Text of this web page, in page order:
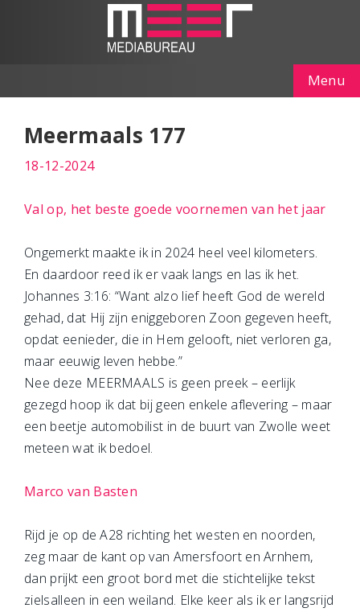
Menu
Meermaals 177
18-12-2024
Val op, het beste goede voornemen van het jaar
Ongemerkt maakte ik in 2024 heel veel kilometers.
En daardoor reed ik er vaak langs en las ik het.
Johannes 3:16: “Want alzo lief heeft God de wereld
gehad, dat Hij zijn eniggeboren Zoon gegeven heeft,
opdat eenieder, die in Hem gelooft, niet verloren ga,
maar eeuwig leven hebbe.”
Nee deze MEERMAALS is geen preek – eerlijk
gezegd hoop ik dat bij geen enkele aflevering – maar
een beetje automobilist in de buurt van Zwolle weet
meteen wat ik bedoel.
Marco van Basten
Rijd je op de A28 richting het westen en noorden,
zeg maar de kant op van Amersfoort en Arnhem,
dan prijkt een groot bord met die stichtelijke tekst
zielsalleen in een weiland. Elke keer als ik er langsrijd